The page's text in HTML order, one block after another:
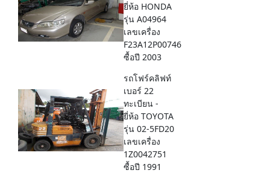
ยี่ห้อ HONDA
รุ่น A04964
เลขเครื่อง
F23A12P00746
ซื้อปี 2003
รถโฟร์คลิฟท์
เบอร์ 22
ทะเบียน -
ยี่ห้อ TOYOTA
รุ่น 02-5FD20
เลขเครื่อง
1Z0042751
ซื้อปี 1991